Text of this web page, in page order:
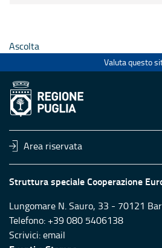
Ascolta
Valuta questo
Area riservata
Struttura speciale Cooperazione
Lungomare N. Sauro, 33 - 70121
Telefono: +39 080 5406138
Scrivici:email